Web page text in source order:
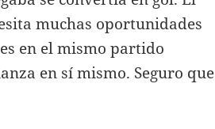
muchas oportunidades
en el mismo partido
en sí mismo. Seguro que